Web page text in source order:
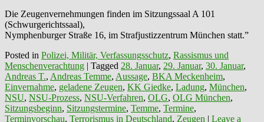
Die Zeugenvernehmungen finden im Sitzungssaal A 101
(Schwurgerichtssaal),
Nymphenburger Straße 16, im Strafjustizzentrum München statt.”
Posted in Polizei, Militär, Verfassungsschutz, Rassismus und
Menschenverachtung | Tagged 28. Januar, 29. Januar, 30. Januar,
Andreas T., Andreas Temme, Aussage, BKA Meckenheim,
Einvernahme, geladene Zeugen, KK Giedke, Ladung, München,
NSU, NSU-Prozess, NSU-Verfahren, OLG, OLG München,
Sitzungsbeginn, Sitzungstermine, Temme, Termine,
Terminvorschau, Terrorismus in Deutschland, Zeugen | Leave a